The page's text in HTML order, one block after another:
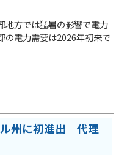
地方では猛暑の影響で電力
の電力需要は2026年初来で
ル州に初進出 代理